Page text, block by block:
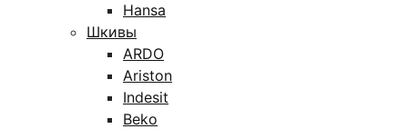
Hansa
Шкивы
ARDO
Ariston
Indesit
Beko